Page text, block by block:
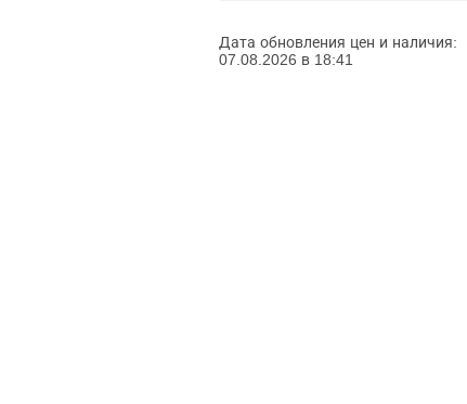
Дата обновления цен и наличия:
07.08.2026 в 18:41